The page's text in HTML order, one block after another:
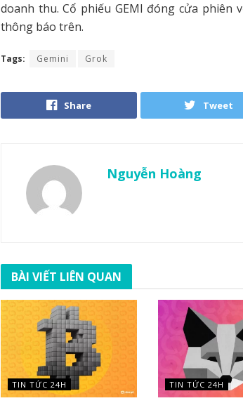
doanh thu. Cổ phiếu GEMI đóng cửa phiên
thông báo trên.
Tags: Gemini Grok
Share Tweet
Nguyễn Hoàng
BÀI VIẾT LIÊN QUAN
TIN TỨC 24H TIN TỨC 24H